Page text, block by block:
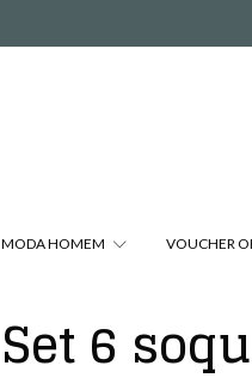
MODA HOMEM VOUCHER
Set 6